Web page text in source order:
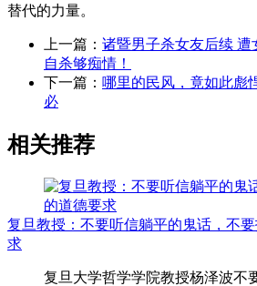
替代的力量。
上一篇： 诸暨男子杀女友后续
自杀够痴情！
下一篇： 哪里的民风，竟如此彪
必
相关推荐
复旦教授：不要听信躺平的鬼话，不
求
复旦大学哲学学院教授杨泽波不